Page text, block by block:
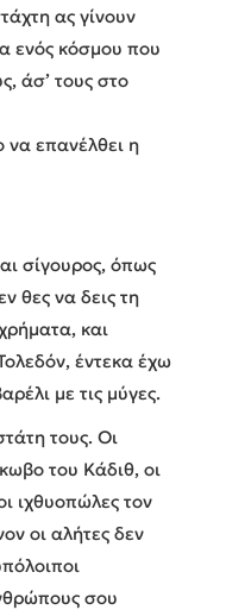
ας γίνουν
ενός κόσμου που
άσ’ τους στο
επανέλθει η
σίγουρος, όπως
θες να δεις τη
και
έντεκα έχω
με τις μύγες.
τους. Οι
του Κάδιθ, οι
ιχθυοπώλες τον
οι αλήτες δεν
σου